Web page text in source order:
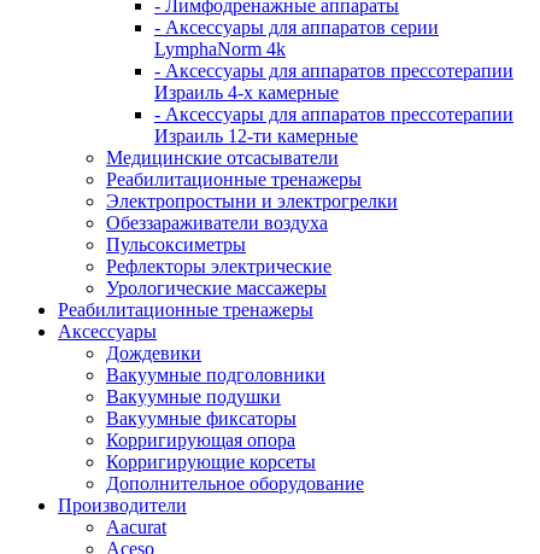
- Лимфодренажные аппараты
- Аксессуары для аппаратов серии
LymphaNorm 4k
- Аксессуары для аппаратов прессотерапии
Израиль 4-х камерные
- Аксессуары для аппаратов прессотерапии
Израиль 12-ти камерные
Медицинские отсасыватели
Реабилитационные тренажеры
Электропростыни и электрогрелки
Обеззараживатели воздуха
Пульсоксиметры
Рефлекторы электрические
Урологические массажеры
Реабилитационные тренажеры
Аксессуары
Дождевики
Вакуумные подголовники
Вакуумные подушки
Вакуумные фиксаторы
Корригирующая опора
Корригирующие корсеты
Дополнительное оборудование
Производители
Aacurat
Aceso